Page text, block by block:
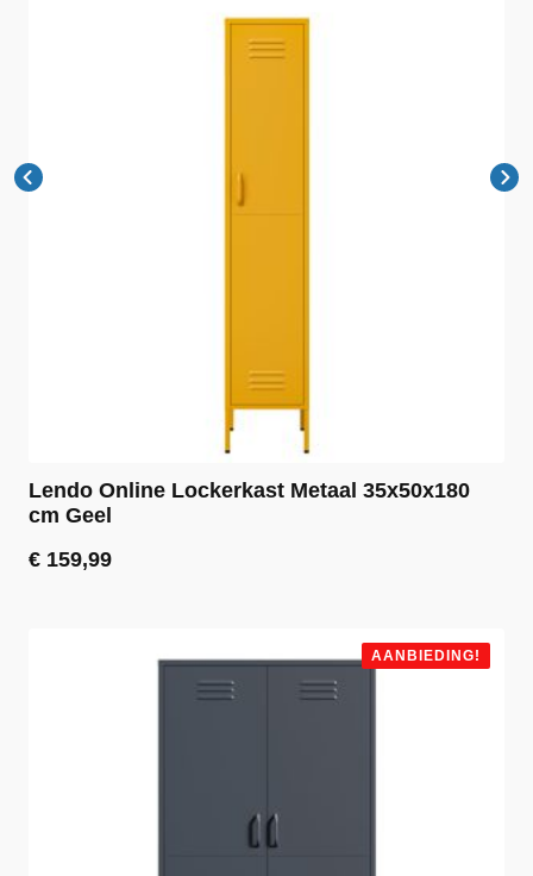
Lendo Online Lockerkast Metaal 35x50x180
cm Geel
€ 159,99
AANBIEDING!